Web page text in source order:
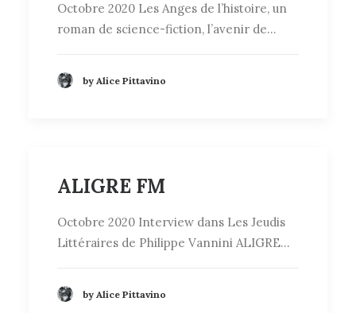
Octobre 2020 Les Anges de l’histoire, un
roman de science-fiction, l’avenir de…
by Alice Pittavino
ALIGRE FM
Octobre 2020 Interview dans Les Jeudis
Littéraires de Philippe Vannini ALIGRE…
by Alice Pittavino